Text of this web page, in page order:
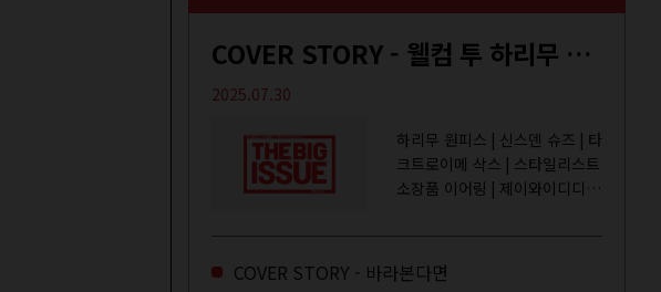
COVER STORY - 웰컴 투 하리무 월드
2025.07.30
하리무 원피스 | 신스덴 슈즈 | 타
크트로이메 삭스 | 스타일리스트
소장품 이어링 | 제이와이디디엠
주와...
COVER STORY - 바라본다면